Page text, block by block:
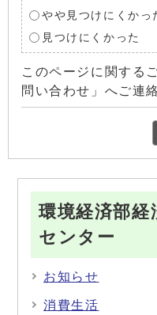
やや見つけにくかっ
見つけにくかった
このページに関する
問い合わせ」へご連
環境経済部経
センター
お知らせ
消費生活